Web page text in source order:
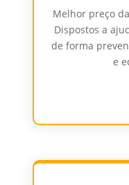
Melhor preço
Dispostos a
de forma
e